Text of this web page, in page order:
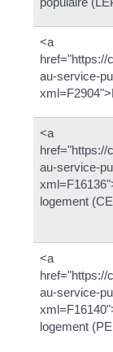
<a
href="https://
au-service-
<a
href="https://
au-service-
logement
<a
href="https://
au-service-
logement